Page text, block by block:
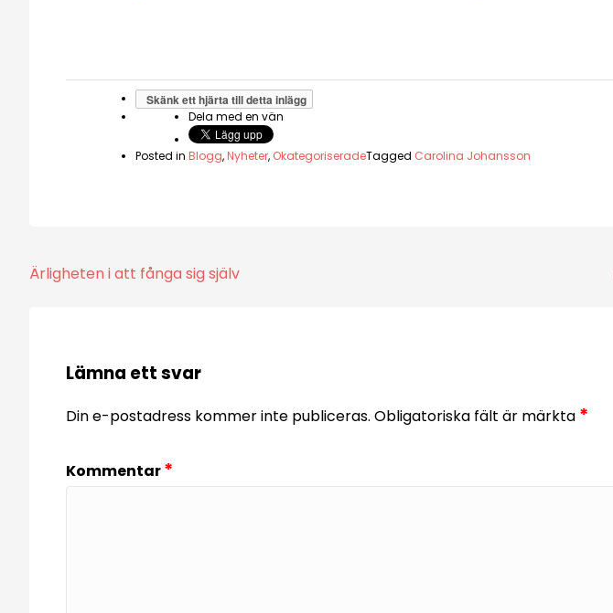
Skänk ett hjärta till detta inlägg
Dela med en vän
Posted in Blogg,Nyheter, OkategoriseradeTagged Carolina Johansson
Inläggsnavigering
Ärligheten i att fånga sig själv
Lämna ett svar
Din e-postadress kommer inte publiceras. Obligatoriska fält är märkta *
Kommentar*